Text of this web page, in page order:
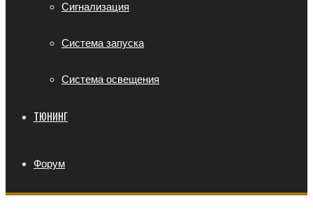
Сигнализация
Система запуска
Система освещения
ТЮНИНГ
Форум